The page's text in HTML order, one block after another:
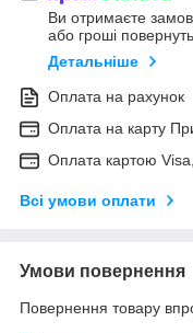
Ви отримаєте
або гроші
Детальніше
Оплата на рахунок
Оплата на карту
Оплата картою
Всі умови оплати
Умови повернення
Повернення товару